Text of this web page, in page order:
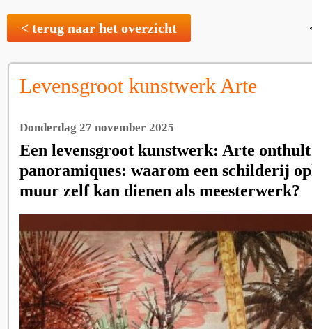
< terug naar het overzicht
Levensgroot kunstwerk Arte
Donderdag 27 november 2025
Een levensgroot kunstwerk: Arte
panoramiques: waarom een schilderij
muur zelf kan dienen als meesterwerk?